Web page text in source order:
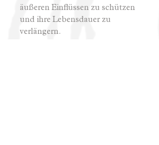
äußeren Einflüssen zu schützen
und ihre Lebensdauer zu
verlängern.